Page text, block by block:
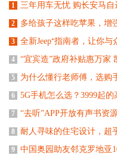
1 三年用车无忧 购长安马
2 多给孩子这样吃苹果，增
3 全新Jeep⁺指南者，让你与
4 “宜宾造”政府补贴惠万家
5 为什么懂行老师傅，选购
6 5G手机怎么选？3999起
7 “去听”APP开放有声书资
8 耐人寻味的住宅设计，超
9 中国奥园助友邻克罗地亚